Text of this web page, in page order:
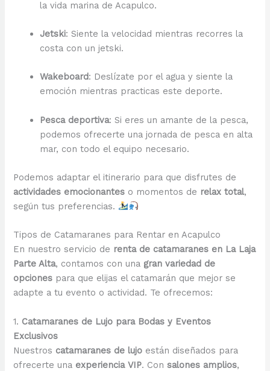
la vida marina de Acapulco.
Jetski: Siente la velocidad mientras recorres la
costa con un jetski.
Wakeboard: Deslízate por el agua y siente la
emoción mientras practicas este deporte.
Pesca deportiva: Si eres un amante de la pesca,
podemos ofrecerte una jornada de pesca en alta
mar, con todo el equipo necesario.
Podemos adaptar el itinerario para que disfrutes de
actividades emocionantes o momentos de relax total,
según tus preferencias.
Tipos de Catamaranes para Rentar en Acapulco
En nuestro servicio de renta de catamaranes en La Laja
Parte Alta, contamos con una gran variedad de
opciones para que elijas el catamarán que mejor se
adapte a tu evento o actividad. Te ofrecemos:
1. Catamaranes de Lujo para Bodas y Eventos
Exclusivos
Nuestros catamaranes de lujo están diseñados para
ofrecerte una experiencia VIP. Consalones amplios,